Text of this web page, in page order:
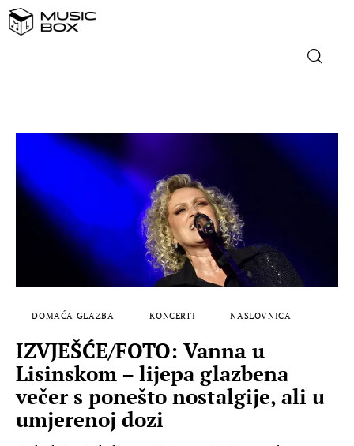
DOMAĆA GLAZBA
STRANA GLAZBA
FILM
MUSIC BOX
DOMAĆA GLAZBA KONCERTI NASLOVNICA
IZVJEŠĆE/FOTO: Vanna u
Lisinskom – lijepa glazbena
večer s ponešto nostalgije, ali u
umjerenoj dozi